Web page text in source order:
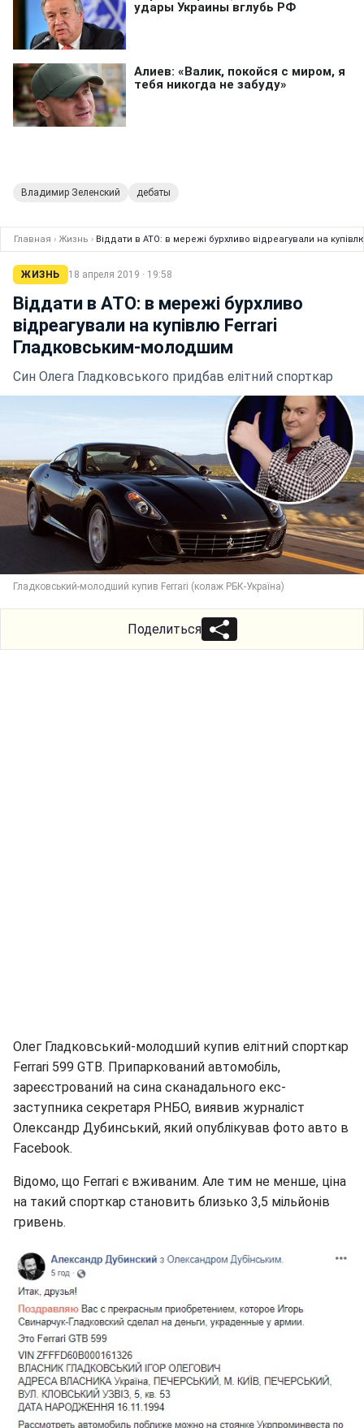
Владимир Зеленский дебаты
Главная › Жизнь › Віддати в АТО: в мережі бурхливо відреагували на
ЖИЗНЬ 18 апреля 2019 · 19:58
Віддати в АТО: в мережі бурхливо
відреагували на купівлю Ferrari
Гладковським-молодшим
Син Олега Гладковського придбав елітний спорткар
Гладковський-молодший купив Ferrari (колаж РБК-Україна)
Поделиться
Олег Гладковський-молодший купив елітний спорткар
Ferrari 599 GTB. Припаркований автомобіль,
зареєстрований на сина сканадального екс-
заступника секретаря РНБО, виявив журналіст
Олександр Дубинський, який опублікував фото авто в
Facebook.
Відомо, що Ferrari є вживаним. Але тим не менше, ціна
на такий спорткар становить близько 3,5 мільйонів
гривень.